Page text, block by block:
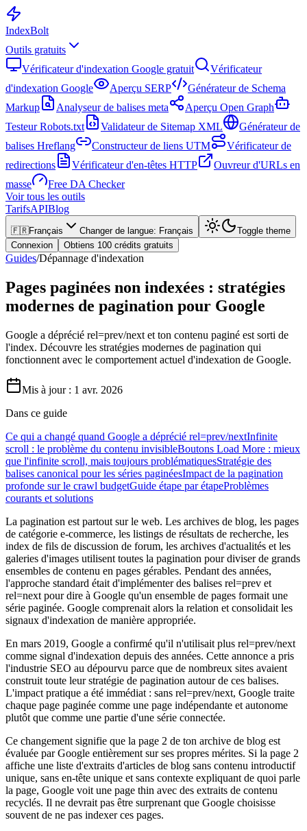
IndexBolt
Outils gratuits
Vérificateur d'indexation Google gratuit
Vérificateur
d'indexation Google
Aperçu SERP
Générateur de Schema
Markup
Analyseur de balises meta
Aperçu Open Graph
Testeur Robots.txt
Validateur de Sitemap XML
Générateur de
balises Hreflang
Constructeur de liens UTM
Vérificateur de
redirections
Vérificateur d'en-têtes HTTP
Ouvreur d'URLs en
masse
Free DA Checker
Voir tous les outils
TarifsAPIBlog
🇫🇷Français Changer de langue: Français
Toggle theme
Connexion
Obtiens 100 crédits gratuits
Guides/Dépannage d'indexation
Pages paginées non indexées : stratégies
modernes de pagination pour Google
Google a déprécié rel=prev/next et ton contenu paginé est sorti de
l'index. Découvre les stratégies modernes de pagination qui
fonctionnent avec le comportement actuel d'indexation de Google.
Mis à jour : 1 avr. 2026
Dans ce guide
Ce qui a changé quand Google a déprécié rel=prev/nextInfinite
scroll : le problème du contenu invisibleBoutons Load More : mieux
que l'infinite scroll, mais toujours problématiquesStratégie des
balises canonical pour les séries paginéesImpact de la pagination
profonde sur le crawl budgetGuide étape par étapeProblèmes
courants et solutions
La pagination est partout sur le web. Les archives de blog, les pages
de catégorie e-commerce, les listings de résultats de recherche, les
index de fils de discussion de forum, les archives d'actualités et les
galeries d'images utilisent toutes la pagination pour diviser de grands
ensembles de contenu en pages gérables. Pendant des années,
l'approche standard était d'implémenter des balises rel=prev et
rel=next pour dire à Google qu'un ensemble de pages formait une
série paginée. Google comprenait alors la relation et consolidait les
signaux d'indexation de manière appropriée.
En mars 2019, Google a confirmé qu'il n'utilisait plus rel=prev/next
comme signal d'indexation depuis des années. Cette annonce a pris
l'industrie SEO au dépourvu parce que de nombreux sites avaient
construit toute leur stratégie de pagination autour de ces balises.
L'impact pratique a été immédiat : sans rel=prev/next, Google traite
chaque page paginée comme une page indépendante et autonome
plutôt que comme une partie d'une série connectée.
Ce changement signifie que la page 2 de ton archive de blog est
évaluée par Google entièrement sur ses propres mérites. Si la page 2
affiche une liste d'extraits d'articles de blog sans contenu introductif
unique, sans en-tête unique et sans contexte expliquant de quoi parle
la page, Google voit une page thin avec des extraits de contenu
recyclés. Il ne devrait pas être surprenant que Google choisisse
souvent de ne pas indexer ces pages.